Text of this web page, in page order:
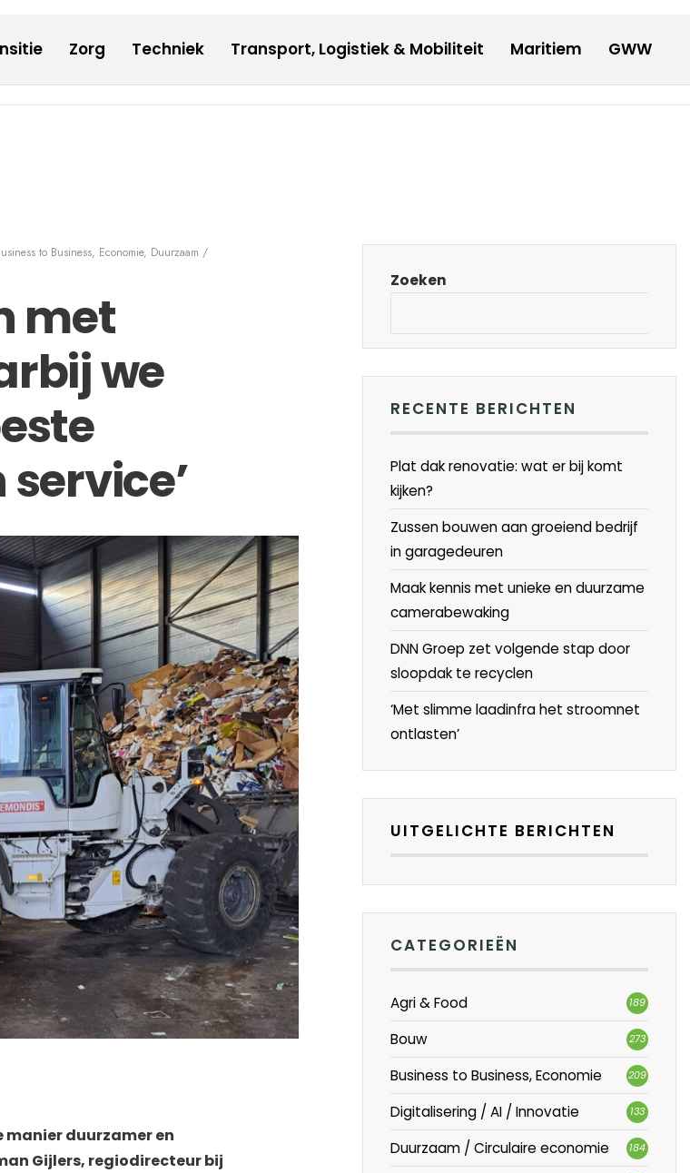
20:25 DONDERDAG 6 AUGUSTUS 2026
Zorg Techniek Transport, Logistiek & Mobiliteit Maritiem GWW
to Business, Economie, Duurzaam /
met
we
manier duurzamer en
Gijlers, regiodirecteur bij
Zoeken
RECENTE BERICHTEN
Plat dak renovatie: wat er bij komt
kijken?
Zussen bouwen aan groeiend bedrijf
in garagedeuren
Maak kennis met unieke en duurzame
camerabewaking
DNN Groep zet volgende stap door
sloopdak te recyclen
‘Met slimme laadinfra het stroomnet
ontlasten’
UITGELICHTE BERICHTEN
CATEGORIEËN
Agri & Food 189
Bouw 273
Business to Business, Economie 209
Digitalisering / AI / Innovatie 133
Duurzaam / Circulaire economie 184